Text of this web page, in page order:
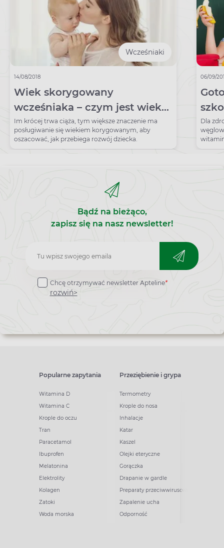
Wcześniaki
14/08/2018
Wiek skorygowany
wcześniaka – czym jest wiek
skorygowany, jak go obliczyć?
Im krócej trwa ciąża, tym większe znaczenie ma
posługiwanie się wiekiem korygowanym, aby
oszacować, jak przebiega rozwój dziecka.
06/09/
Dla
Bądź na bieżąco,
zapisz się na nasz newsletter!
Zapisz
do
newslettera
Chcę otrzymywać newsletter Apteline*
rozwiń>
Popularne zapytania
Witamina D
Witamina C
Krople do oczu
Tran
Paracetamol
Ibuprofen
Melatonina
Elektrolity
Kolagen
Zatoki
Woda morska
Przeziębienie i grypa
Termometry
Krople do nosa
Inhalacje
Katar
Kaszel
Olejki eteryczne
Gorączka
Drapanie w gardle
Preparaty przeciwwirusowe
Zapalenie ucha
Odporność